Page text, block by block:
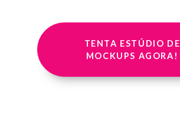
TENTA ESTÚDIO DE
MOCKUPS AGORA!